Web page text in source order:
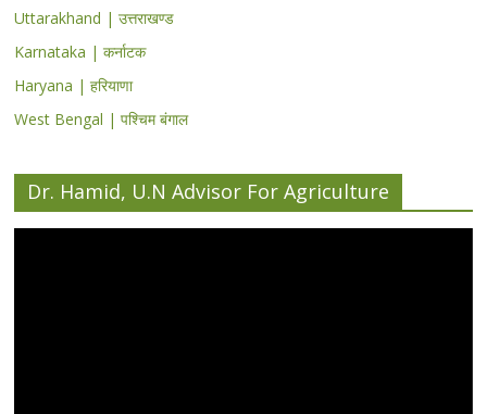
Uttarakhand | उत्तराखण्ड
Karnataka | कर्नाटक
Haryana | हरियाणा
West Bengal | पश्चिम बंगाल
Dr. Hamid, U.N Advisor For Agriculture